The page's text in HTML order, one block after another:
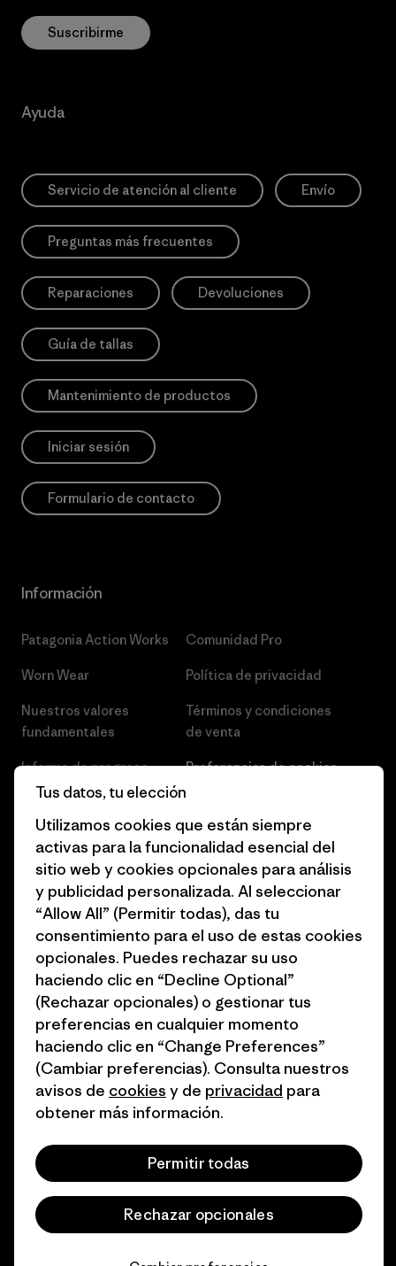
Suscribirme
Ayuda
Servicio de atención al cliente Envío
Preguntas más frecuentes
Reparaciones Devoluciones
Guía de tallas
Mantenimiento de productos
Iniciar sesión
Formulario de contacto
Información
Patagonia Action Works
Worn Wear
Nuestros valores
fundamentales
Informe de progreso
Business Unusual
Objetivos climáticos
1% for the Planet
Cómo financiamos
Tarjetas regalo
Encuentra una tienda
Comunidad Pro
Política de privacidad
Términos y condiciones
de venta
Preferencias de cookies
Empleo
Prensa
Programa para profesionales
del sector
Programa de afiliados
Mapa del sitio Patagonia
España
© 2026 Patagonia, Inc. Todos los derechos reservados.
español
Tus datos, tu elección
Utilizamos cookies que están siempre
activas para la funcionalidad esencial del
sitio web y cookies opcionales para análisis
y publicidad personalizada. Al seleccionar
“Allow All” (Permitir todas), das tu
consentimiento para el uso de estas cookies
opcionales. Puedes rechazar su uso
haciendo clic en “Decline Optional”
(Rechazar opcionales) o gestionar tus
preferencias en cualquier momento
haciendo clic en “Change Preferences”
(Cambiar preferencias). Consulta nuestros
avisos de cookies y de privacidad para
obtener más información.
Permitir todas
Rechazar opcionales